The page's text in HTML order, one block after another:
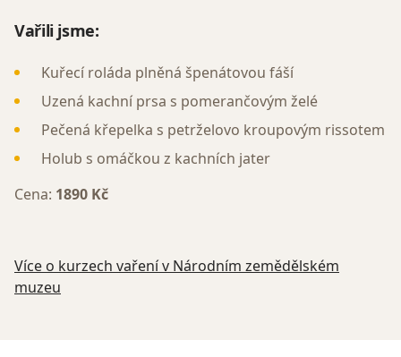
Vařili jsme:
Kuřecí roláda plněná špenátovou fáší
Uzená kachní prsa s pomerančovým želé
Pečená křepelka s petrželovo kroupovým rissotem
Holub s omáčkou z kachních jater
Cena: 1890 Kč
Více o kurzech vaření v Národním zemědělském
muzeu